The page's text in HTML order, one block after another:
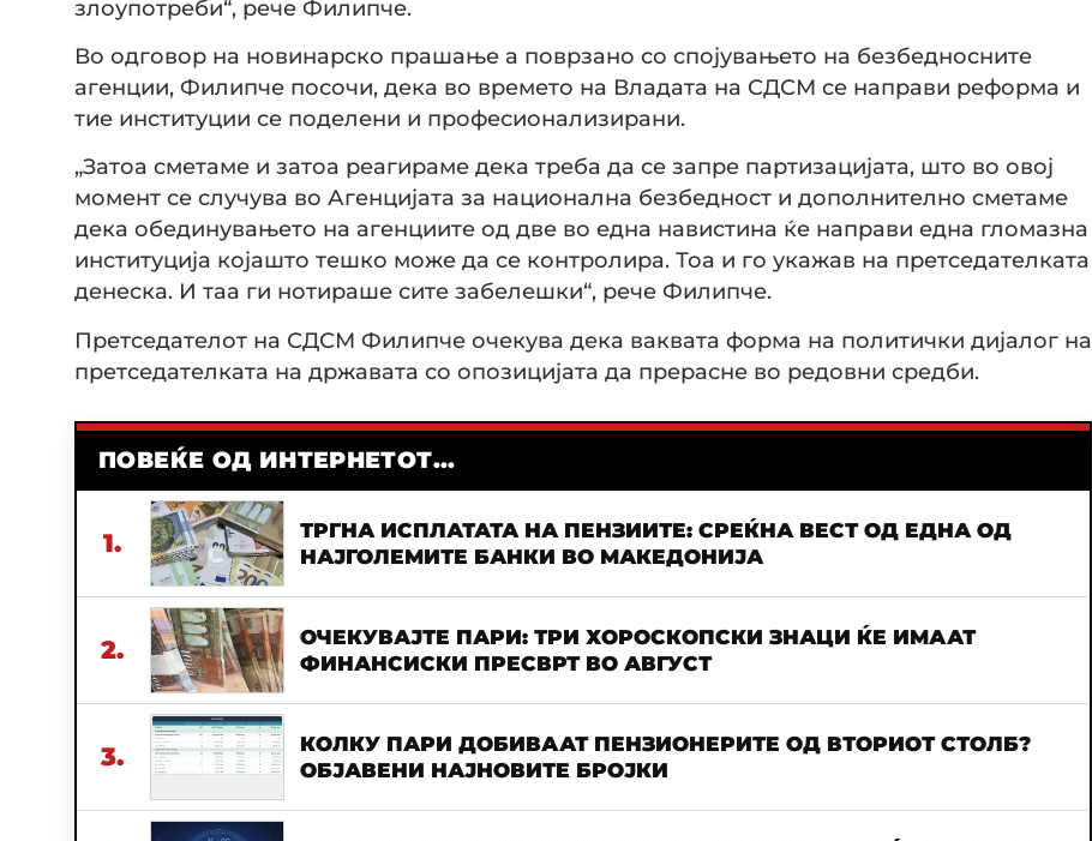
злоупотреби“, рече Филипче.
Во одговор на новинарско прашање а поврзано со спојувањето на безбедносните
агенции, Филипче посочи, дека во времето на Владата на СДСМ се направи реформа и
тие институции се поделени и професионализирани.
„Затоа сметаме и затоа реагираме дека треба да се запре партизацијата, што во овој
момент се случува во Агенцијата за национална безбедност и дополнително сметаме
дека обединувањето на агенциите од две во една навистина ќе направи една гломазна
институција којашто тешко може да се контролира. Тоа и го укажав на претседателката
денеска. И таа ги нотираше сите забелешки“, рече Филипче.
Претседателот на СДСМ Филипче очекува дека ваквата форма на политички дијалог на
претседателката на државата со опозицијата да прерасне во редовни средби.
ПОВЕЌЕ ОД ИНТЕРНЕТОТ...
1.
ТРГНА ИСПЛАТАТА НА ПЕНЗИИТЕ: СРЕЌНА ВЕСТ ОД ЕДНА ОД
НАЈГОЛЕМИТЕ БАНКИ ВО МАКЕДОНИЈА
2.
ОЧЕКУВАЈТЕ ПАРИ: ТРИ ХОРОСКОПСКИ ЗНАЦИ ЌЕ ИМААТ
ФИНАНСИСКИ ПРЕСВРТ ВО АВГУСТ
3.
КОЛКУ ПАРИ ДОБИВААТ ПЕНЗИОНЕРИТЕ ОД ВТОРИОТ СТОЛБ?
ОБЈАВЕНИ НАЈНОВИТЕ БРОЈКИ